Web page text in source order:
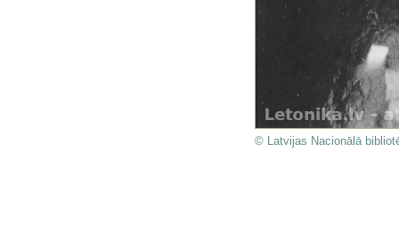
© Latvijas Nacionālā